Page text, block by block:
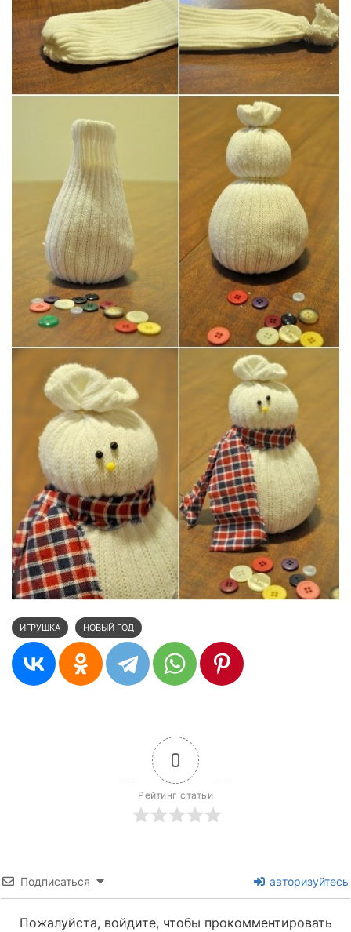
ИГРУШКА НОВЫЙ ГОД
0
Рейтинг статьи
Подписаться авторизуйтесь
Пожалуйста, войдите, чтобы прокомментировать